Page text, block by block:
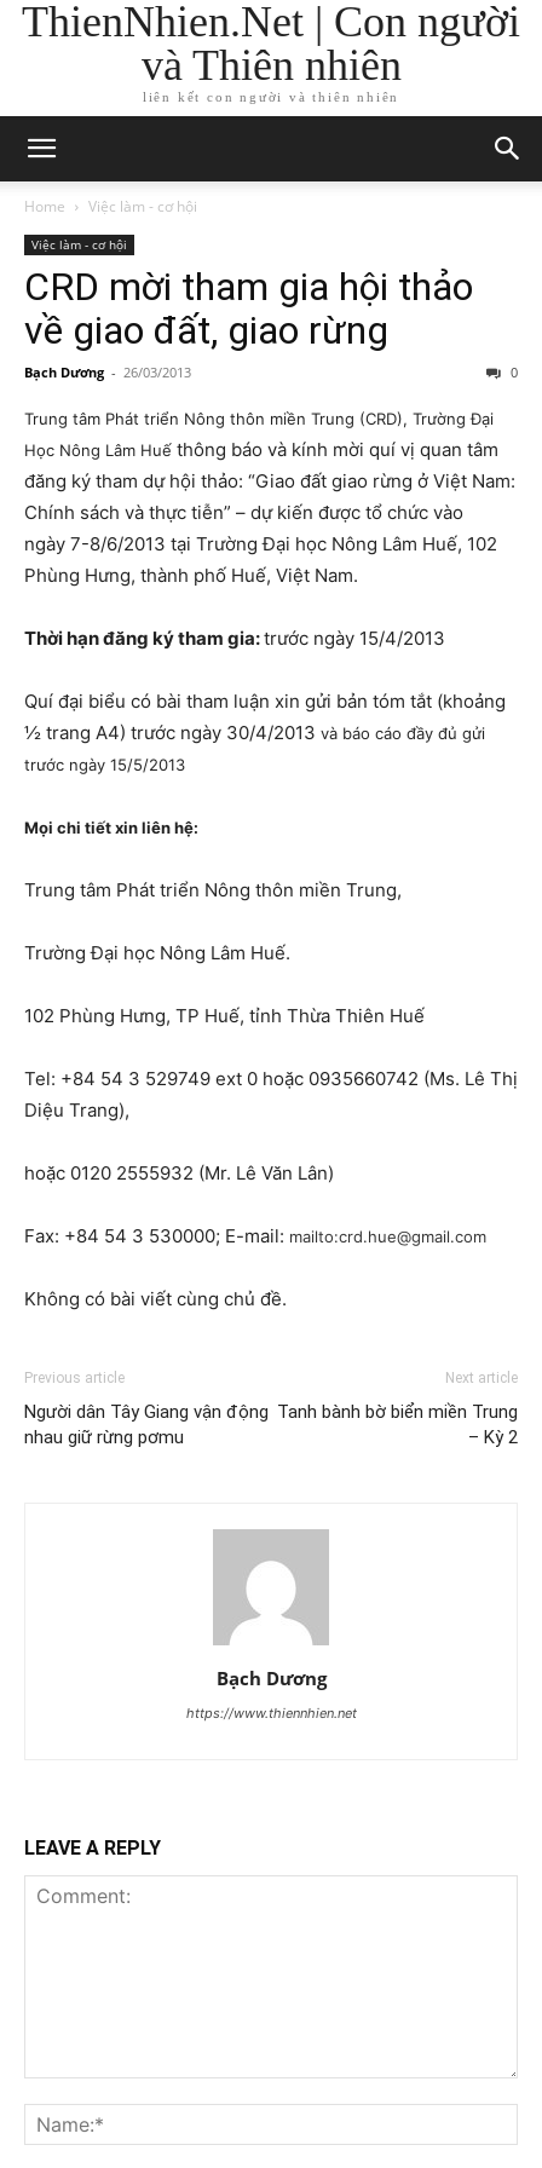
ThienNhien.Net | Con người
và Thiên nhiên
liên kết con người và thiên nhiên
Home Việc làm - cơ hội
Việc làm - cơ hội
CRD mời tham gia hội thảo
về giao đất, giao rừng
Bạch Dương - 26/03/2013 0
Trung tâm Phát triển Nông thôn miền Trung (CRD), Trường Đại
Học Nông Lâm Huế thông báo và kính mời quí vị quan tâm
đăng ký tham dự hội thảo: “Giao đất giao rừng ở Việt Nam:
Chính sách và thực tiễn” – dự kiến được tổ chức vào
ngày 7-8/6/2013 tại Trường Đại học Nông Lâm Huế, 102
Phùng Hưng, thành phố Huế, Việt Nam.
Thời hạn đăng ký tham gia:trước ngày 15/4/2013
Quí đại biểu có bài tham luận xin gửi bản tóm tắt (khoảng
½ trang A4) trước ngày 30/4/2013 và báo cáo đầy đủ gửi
trước ngày 15/5/2013
Mọi chi tiết xin liên hệ:
Trung tâm Phát triển Nông thôn miền Trung,
Trường Đại học Nông Lâm Huế.
102 Phùng Hưng, TP Huế, tỉnh Thừa Thiên Huế
Tel: +84 54 3 529749 ext 0 hoặc 0935660742 (Ms. Lê Thị
Diệu Trang),
hoặc 0120 2555932 (Mr. Lê Văn Lân)
Fax: +84 54 3 530000; E-mail: mailto:crd.hue@gmail.com
Không có bài viết cùng chủ đề.
Previous article
Người dân Tây Giang vận động
nhau giữ rừng pơmu
Next article
Tanh bành bờ biển miền Trung
– Kỳ 2
Bạch Dương
https://www.thiennhien.net
LEAVE A REPLY